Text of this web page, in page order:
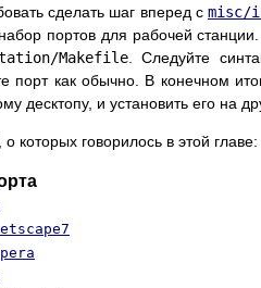
сделать шаг вперед с misc/
портов для рабочей
Makefile. Следуйте
как обычно. В конечном
десктопу, и установить его на
которых говорилось в этой главе: